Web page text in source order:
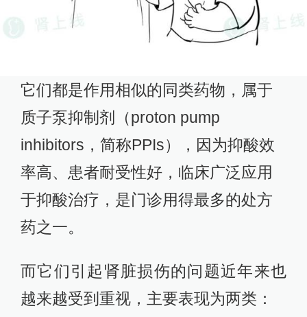
它们都是作用相似的同类药物，属于
质子泵抑制剂（proton pump
inhibitors，简称PPIs），因为抑酸效
率高、患者耐受性好，临床广泛应用
于抑酸治疗，是门诊用得最多的处方
药之一。
而它们引起肾脏损伤的问题近年来也
越来越受到重视，主要表现为两类：